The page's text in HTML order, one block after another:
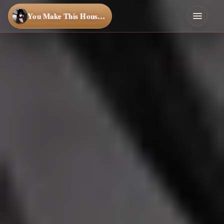
You Make This House a Home